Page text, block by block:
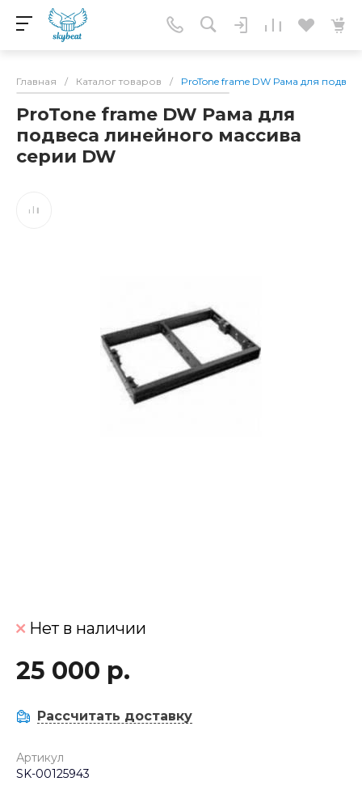
Главная / Каталог товаров / ProTone frame DW Рама для
ProTone frame DW Рама для
подвеса линейного массива
серии DW
Нет в наличии
25 000 р.
Рассчитать доставку
Артикул
SK-00125943